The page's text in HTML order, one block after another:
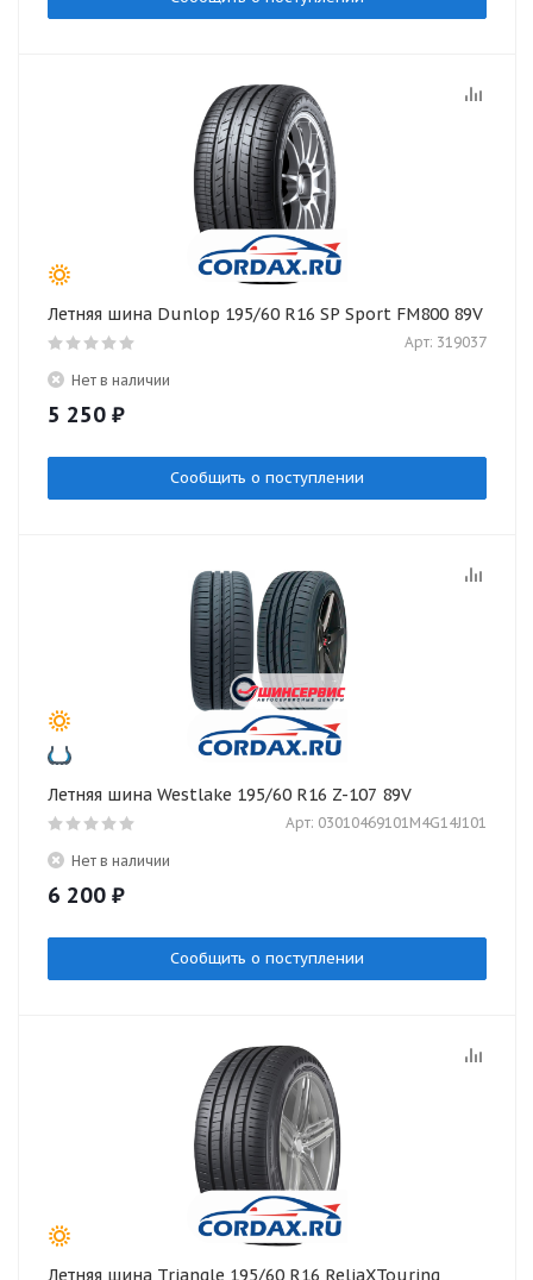
Летняя шина Dunlop 195/60 R16 SP Sport FM800 89V
Арт: 319037
Нет в наличии
5 250 ₽
Сообщить о поступлении
Летняя шина Westlake 195/60 R16 Z-107 89V
Арт: 03010469101M4G14J101
Нет в наличии
6 200 ₽
Сообщить о поступлении
Летняя шина Triangle 195/60 R16 ReliaXTouring